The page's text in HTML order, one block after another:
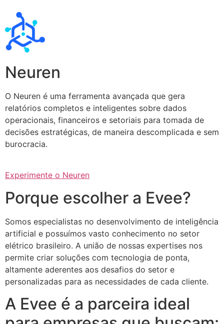
Neuren
O Neuren é uma ferramenta avançada que gera
relatórios completos e inteligentes sobre dados
operacionais, financeiros e setoriais para tomada de
decisões estratégicas, de maneira descomplicada e sem
burocracia.
Experimente o Neuren
Porque escolher a Evee?
Somos especialistas no desenvolvimento de inteligência
artificial e possuímos vasto conhecimento no setor
elétrico brasileiro. A união de nossas expertises nos
permite criar soluções com tecnologia de ponta,
altamente aderentes aos desafios do setor e
personalizadas para as necessidades de cada cliente.
A Evee é a parceira ideal